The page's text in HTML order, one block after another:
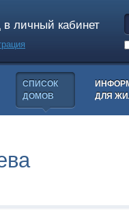
в личный кабинет
СПИСОК
ДОМОВ
ДЛЯ